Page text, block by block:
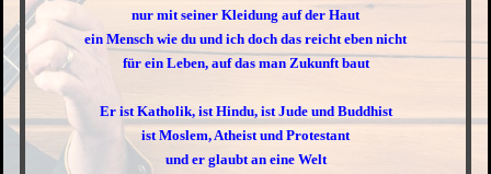
nur mit seiner Kleidung auf der Haut
ein Mensch wie du und ich doch das reicht eben nicht
für ein Leben, auf das man Zukunft baut
Er ist Katholik, ist Hindu, ist Jude und Buddhist
ist Moslem, Atheist und Protestant
und er glaubt an eine Welt